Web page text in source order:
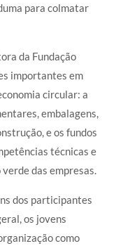
para colmatar
da Fundação
importantes em
circular: a
embalagens,
e os fundos
técnicas e
das empresas.
dos participantes
os jovens
como